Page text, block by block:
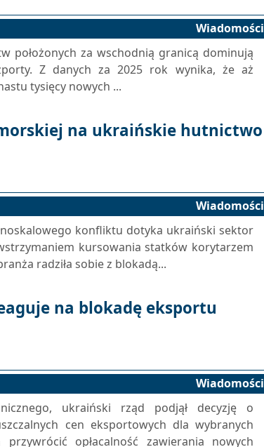
Wiadomości
położonych za wschodnią granicą dominują
Z danych za 2025 rok wynika, że aż
tysięcy nowych ...
na ukraińskie hutnictwo
Wiadomości
konfliktu dotyka ukraiński sektor
kursowania statków korytarzem
radziła sobie z blokadą...
na blokadę eksportu
Wiadomości
ukraiński rząd podjął decyzję o
cen eksportowych dla wybranych
opłacalność zawierania nowych